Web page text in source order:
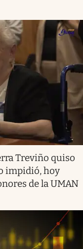
Treviño quiso
impidió, hoy
de la UMAN